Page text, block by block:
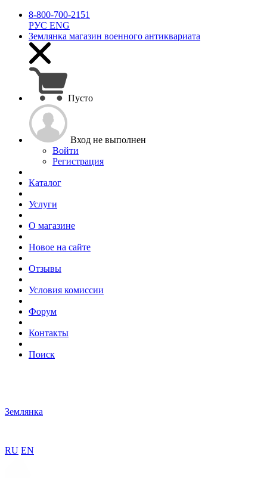
8-800-700-2151
РУС ENG
Землянка магазин военного антиквариата
Пусто
Вход не выполнен
Войти
Регистрация
Каталог
Услуги
О магазине
Новое на сайте
Отзывы
Условия комиссии
Форум
Контакты
Поиск
Землянка
RU EN